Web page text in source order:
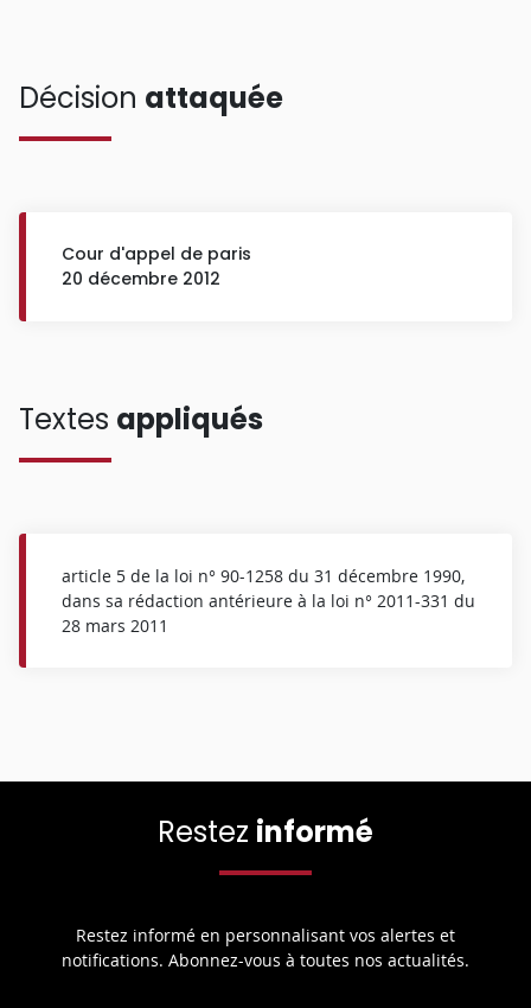
Décision attaquée
Cour d'appel de paris
20 décembre 2012
Textes appliqués
article 5 de la loi n° 90-1258 du 31 décembre 1990,
dans sa rédaction antérieure à la loi n° 2011-331 du
28 mars 2011
Restez informé
Restez informé en personnalisant vos alertes et
notifications. Abonnez-vous à toutes nos actualités.